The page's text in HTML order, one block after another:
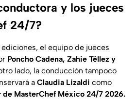
y los jueces
24/7?
el equipo de jueces
Poncho Cadena, Zahie Téllez y
lado, la conducción tampoco
a Claudia Lizaldi como
de MasterChef México 24/7 2026.